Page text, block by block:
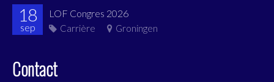
18
sep
LOF Congres 2026
Carrière Groningen
Contact